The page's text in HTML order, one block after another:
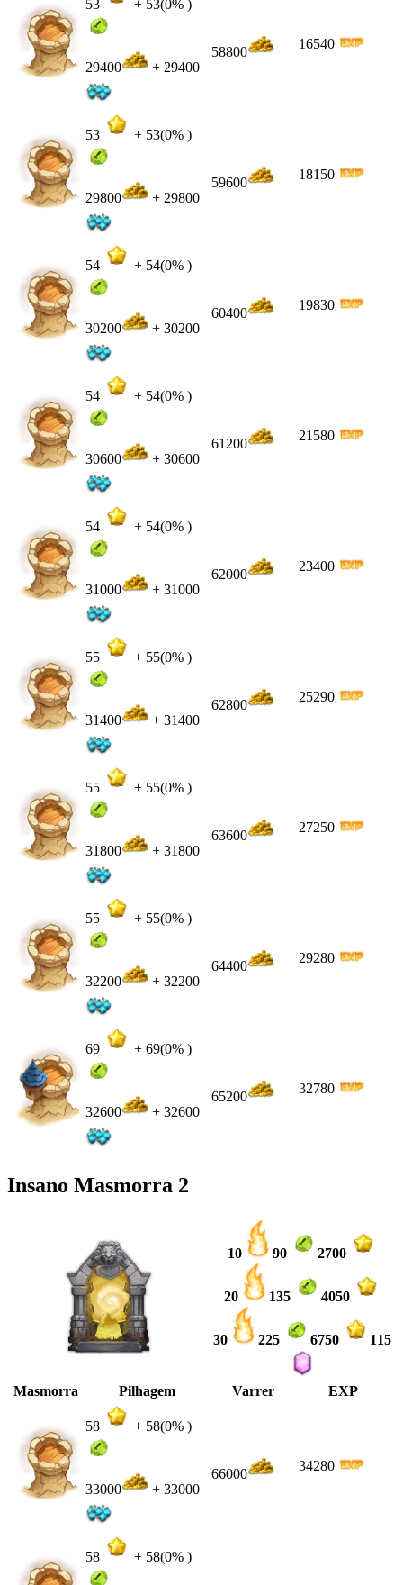
53 + 53(0% )
29400 + 29400
58800
16540
53 + 53(0% )
29800 + 29800
59600
18150
54 + 54(0% )
30200 + 30200
60400
19830
54 + 54(0% )
30600 + 30600
61200
21580
54 + 54(0% )
31000 + 31000
62000
23400
55 + 55(0% )
31400 + 31400
62800
25290
55 + 55(0% )
31800 + 31800
63600
27250
55 + 55(0% )
32200 + 32200
64400
29280
69 + 69(0% )
32600 + 32600
65200
32780
Insano Masmorra 2
10 90 2700
20 135 4050
30 225 6750 115
Masmorra Pilhagem Varrer EXP
58 + 58(0% )
33000 + 33000
66000
34280
58 + 58(0% )